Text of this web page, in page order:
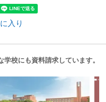
入り
校にも資料請求しています。